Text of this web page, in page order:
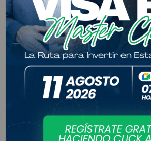
Explora nuevas oportunidades
y establece tu negocio
Estados Unidos con las visas
E. Esta categoría está
ciudadanos de países
comerciales con EE. UU.
invertir o desarrollar
Visa E-1: Comerciante por